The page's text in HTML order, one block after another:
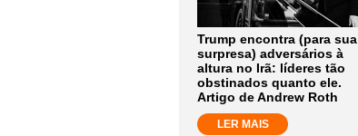
Trump encontra (para sua
surpresa) adversários à
altura no Irã: líderes tão
obstinados quanto ele.
Artigo de Andrew Roth
LER MAIS